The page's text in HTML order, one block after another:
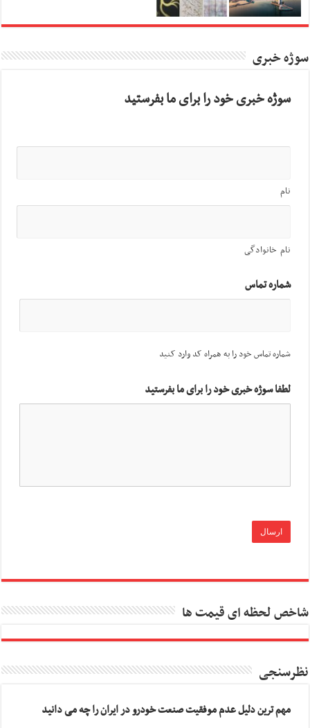
سوژه خبری
سوژه خبری خود را برای ما بفرستید
نام
نام خانوادگی
شماره تماس
شماره تماس خود را به همراه کد وارد کنید
لطفا سوژه خبری خود را برای ما بفرستید
شاخص لحظه ای قیمت ها
نظرسنجی
مهم ترین دلیل عدم موفقیت صنعت خودرو در ایران را چه می دانید